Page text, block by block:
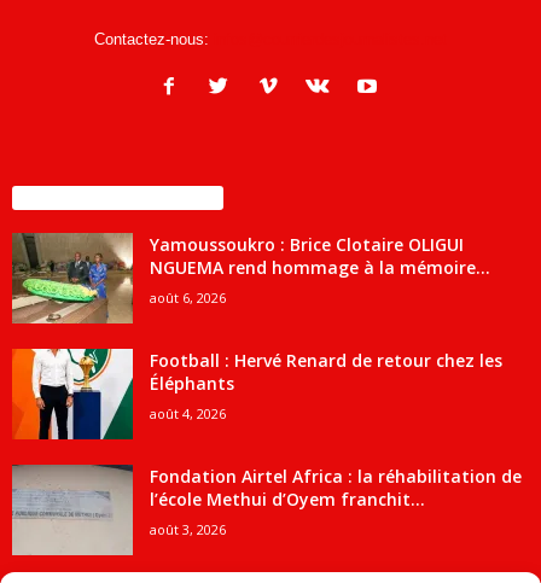
Contactez-nous:
Yamoussoukro : Brice Clotaire OLIGUI
NGUEMA rend hommage à la mémoire...
août 6, 2026
Football : Hervé Renard de retour chez les
Éléphants
août 4, 2026
Fondation Airtel Africa : la réhabilitation de
l’école Methui d’Oyem franchit...
août 3, 2026